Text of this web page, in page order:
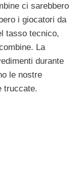
ci sarebbero
i giocatori da
tasso tecnico,
La
durante
le nostre
truccate.